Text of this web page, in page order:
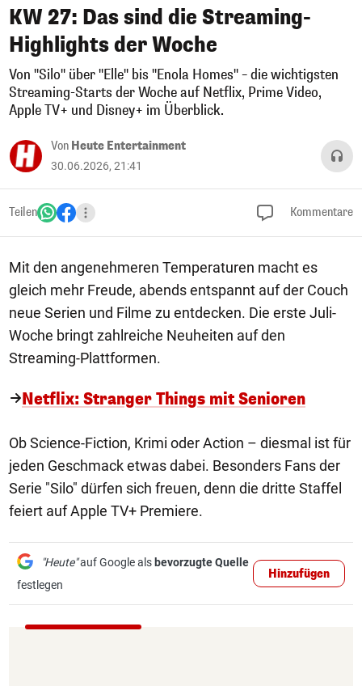
KW 27: Das sind die Streaming-
Highlights der Woche
Von "Silo" über "Elle" bis "Enola Homes" – die wichtigsten
Streaming-Starts der Woche auf Netflix, Prime Video,
Apple TV+ und Disney+ im Überblick.
Von Heute Entertainment
30.06.2026, 21:41
Teilen Kommentare
Mit den angenehmeren Temperaturen macht es
gleich mehr Freude, abends entspannt auf der Couch
neue Serien und Filme zu entdecken. Die erste Juli-
Woche bringt zahlreiche Neuheiten auf den
Streaming-Plattformen.
Netflix: Stranger Things mit Senioren
Ob Science-Fiction, Krimi oder Action – diesmal ist für
jeden Geschmack etwas dabei. Besonders Fans der
Serie "Silo" dürfen sich freuen, denn die dritte Staffel
feiert auf Apple TV+ Premiere.
"Heute"auf Google als bevorzugte Quelle
festlegen
Hinzufügen